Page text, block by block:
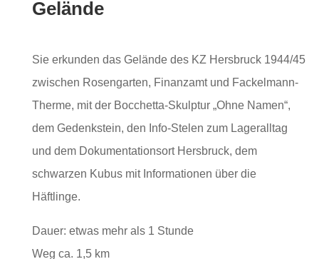
Gelände
Sie erkunden das Gelände des KZ Hersbruck 1944/45
zwischen Rosengarten, Finanzamt und Fackelmann-
Therme, mit der Bocchetta-Skulptur „Ohne Namen“,
dem Gedenkstein, den Info-Stelen zum Lageralltag
und dem Dokumentationsort Hersbruck, dem
schwarzen Kubus mit Informationen über die
Häftlinge.
Dauer: etwas mehr als 1 Stunde
Weg ca. 1,5 km